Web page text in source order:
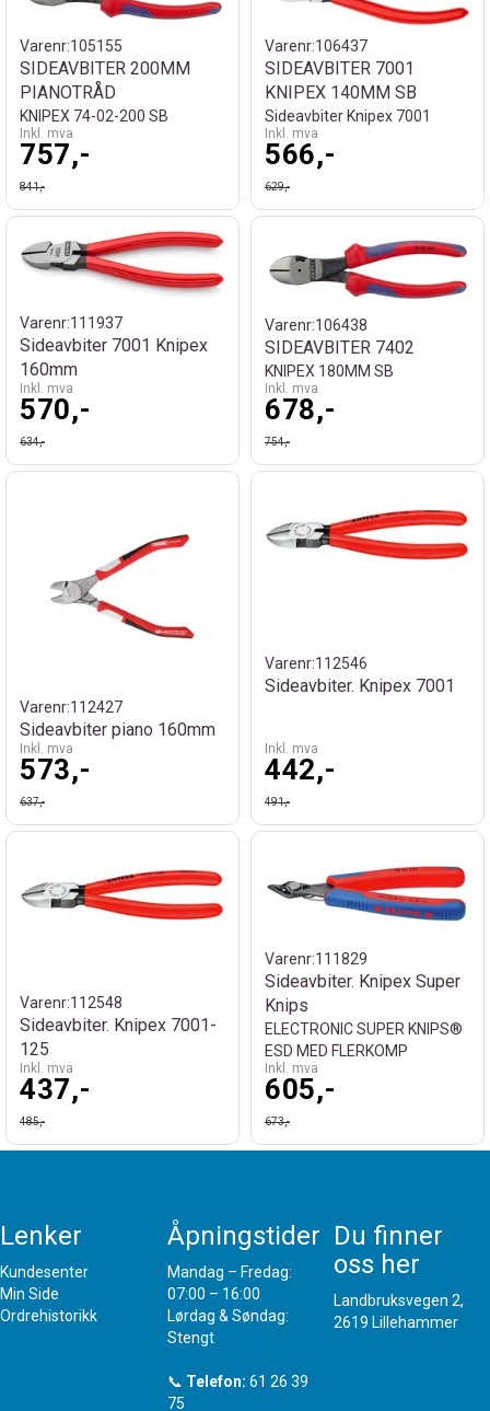
Varenr:105155
SIDEAVBITER 200MM
PIANOTRÅD
KNIPEX 74-02-200 SB
Inkl. mva
757,-
841,-
Varenr:106437
SIDEAVBITER 7001
KNIPEX 140MM SB
Sideavbiter Knipex 7001
Inkl. mva
566,-
629,-
Varenr:111937
Sideavbiter 7001 Knipex
160mm
Inkl. mva
570,-
634,-
Varenr:106438
SIDEAVBITER 7402
KNIPEX 180MM SB
Inkl. mva
678,-
754,-
Varenr:112427
Sideavbiter piano 160mm
Inkl. mva
573,-
637,-
Varenr:112546
Sideavbiter. Knipex 7001
Inkl. mva
442,-
491,-
Varenr:112548
Sideavbiter. Knipex 7001-
125
Inkl. mva
437,-
485,-
Varenr:111829
Sideavbiter. Knipex Super
Knips
ELECTRONIC SUPER KNIPS®
ESD MED FLERKOMP
Inkl. mva
605,-
673,-
Lenker
Kundesenter
Min Side
Ordrehistorikk
Åpningstider
Mandag – Fredag:
07:00 – 16:00
Lørdag & Søndag:
Stengt
📞 Telefon: 61 26 39
75
Du finner
oss her
Landbruksvegen 2,
2619 Lillehammer